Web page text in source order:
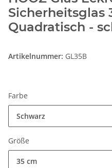
Sicherheitsglas
Quadratisch -
Artikelnummer: GL35B
Farbe
Schwarz
Größe
35 cm